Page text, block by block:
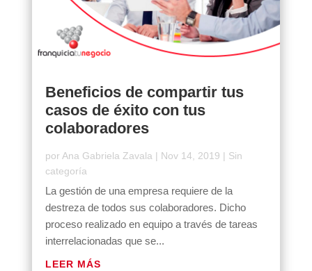
Beneficios de compartir tus
casos de éxito con tus
colaboradores
por Ana Gabriela Zavala| Nov 14, 2019 | Sin
categoría
La gestión de una empresa requiere de la
destreza de todos sus colaboradores. Dicho
proceso realizado en equipo a través de tareas
interrelacionadas que se...
LEER MÁS